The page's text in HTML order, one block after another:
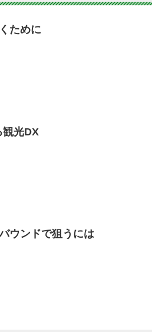
ために
光DX
ウンドで狙うには